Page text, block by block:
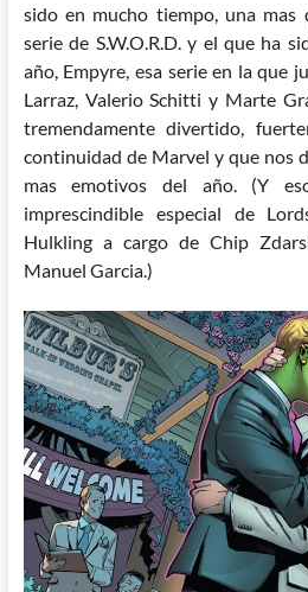
sido en mucho tiempo, una mas
serie de S.W.O.R.D. y el que ha
año, Empyre, esa serie en la que
Larraz, Valerio Schitti y Marte
tremendamente divertido,
continuidad de Marvel y que nos
mas emotivos del año. (Y
imprescindible especial de
Hulkling a cargo de Chip
Manuel Garcia.)